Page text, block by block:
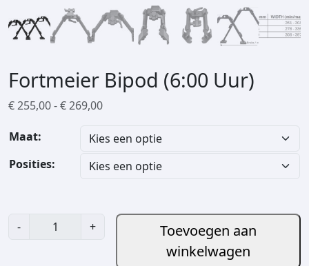
Fortmeier Bipod (6:00 Uur)
€255,00-€269,00P
i
s
Maat:
Posities:
- +
Toevoegen aan
winkelwagen